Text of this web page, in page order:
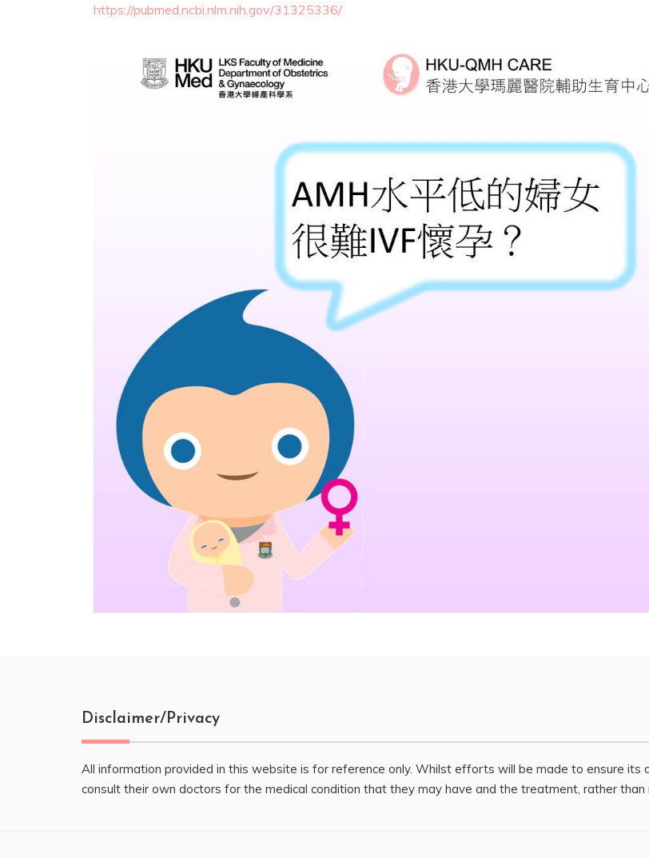
https://pubmed.ncbi.nlm.nih.gov/31325336/
Disclaimer/Privacy
All information provided in this website is for reference only. Whilst efforts will be made to ensure its
consult their own doctors for the medical condition that they may have and the treatment, rather